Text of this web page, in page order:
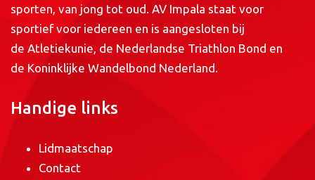
sporten, van jong tot oud. AV Impala staat voor
sportief voor iedereen en is aangesloten bij
de Atletiekunie, de Nederlandse Triathlon Bond en
de Koninklijke Wandelbond Nederland.
Handige links
Lidmaatschap
Contact